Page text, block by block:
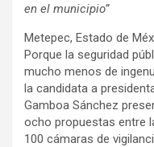
en el municipio”
Metepec, Estado de
Porque la seguridad
mucho menos de
la candidata a
Gamboa Sánchez
ocho propuestas entre
100 cámaras de